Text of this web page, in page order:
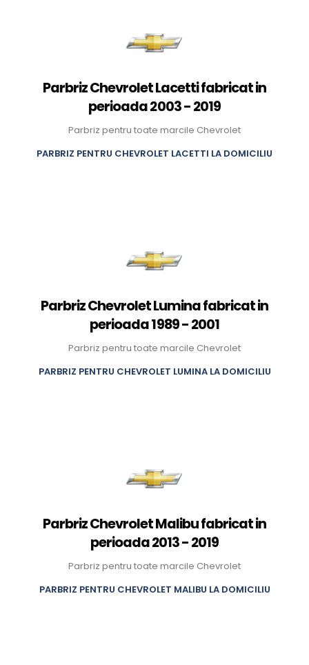
Parbriz Chevrolet Lacetti fabricat in
perioada 2003 - 2019
Parbriz pentru toate marcile Chevrolet
PARBRIZ PENTRU CHEVROLET LACETTI LA DOMICILIU
Parbriz Chevrolet Lumina fabricat in
perioada 1989 - 2001
Parbriz pentru toate marcile Chevrolet
PARBRIZ PENTRU CHEVROLET LUMINA LA DOMICILIU
Parbriz Chevrolet Malibu fabricat in
perioada 2013 - 2019
Parbriz pentru toate marcile Chevrolet
PARBRIZ PENTRU CHEVROLET MALIBU LA DOMICILIU